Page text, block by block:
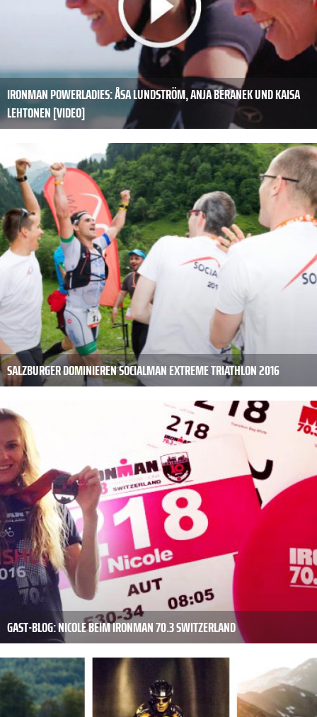
IRONMAN POWERLADIES: ÅSA LUNDSTRÖM, ANJA BERANEK UND KAISA
LEHTONEN [VIDEO]
SALZBURGER DOMINIEREN SOCIALMAN EXTREME TRIATHLON 2016
GAST-BLOG: NICOLE BEIM IRONMAN 70.3 SWITZERLAND